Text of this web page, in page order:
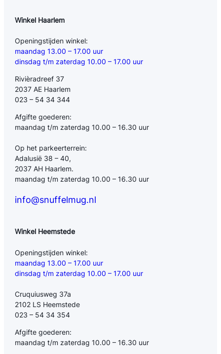
Winkel Haarlem
Openingstijden winkel:
maandag 13.00 – 17.00 uur
dinsdag t/m zaterdag 10.00 – 17.00 uur
Rivièradreef 37
2037 AE Haarlem
023 – 54 34 344
Afgifte goederen:
maandag t/m zaterdag 10.00 – 16.30 uur
Op het parkeerterrein:
Adalusië 38 – 40,
2037 AH Haarlem.
maandag t/m zaterdag 10.00 – 16.30 uur
info@snuffelmug.nl
Winkel Heemstede
Openingstijden winkel:
maandag 13.00 – 17.00 uur
dinsdag t/m zaterdag 10.00 – 17.00 uur
Cruquiusweg 37a
2102 LS Heemstede
023 – 54 34 354
Afgifte goederen:
maandag t/m zaterdag 10.00 – 16.30 uur